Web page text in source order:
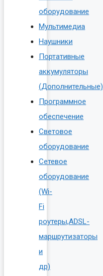
оборудование
Мультимедиа
Наушники
Портативные
аккумуляторы
(Дополнительные)
Программное
обеспечение
Световое
оборудование
Сетевое
оборудование
(Wi-
Fi
роутеры,ADSL-
маршрутизаторы
и
др)